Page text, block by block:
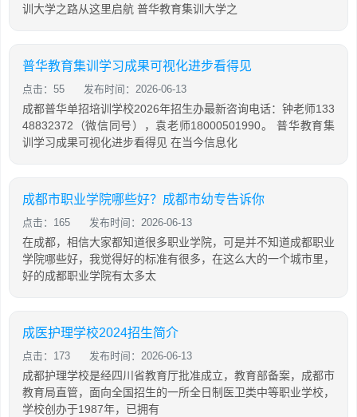
训大学之路从这里启航 普华教育集训大学之
普华教育集训学习成果可视化进步看得见
点击：55 发布时间：2026-06-13
成都普华单招培训学校2026年招生办最新咨询电话：钟老师133
48832372（微信同号），袁老师18000501990。 普华教育集
训学习成果可视化进步看得见 在当今信息化
成都市职业学院哪些好？成都市幼专告诉你
点击：165 发布时间：2026-06-13
在成都，相信大家都知道很多职业学院，可是并不知道成都职业
学院哪些好，我觉得好的标准有很多，在这么大的一个城市里，
好的成都职业学院有太多太
成医护理学校2024招生简介
点击：173 发布时间：2026-06-13
成都护理学校是经四川省教育厅批准成立，教育部备案，成都市
教育局直管，面向全国招生的一所全日制医卫类中等职业学校，
学校创办于1987年，已拥有